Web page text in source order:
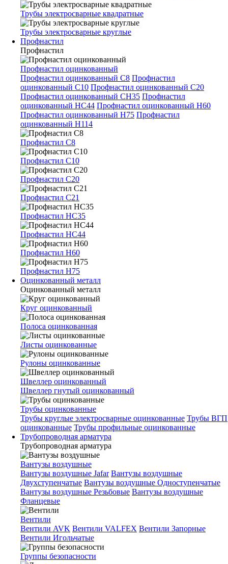
Трубы электросварные квадратные
Трубы электросварные круглые
Профнастил
Профнастил
Профнастил оцинкованный
Профнастил оцинкованный С8 Профнастил
оцинкованный С10 Профнастил оцинкованный С20
Профнастил оцинкованный СН35 Профнастил
оцинкованный НС44 Профнастил оцинкованный Н60
Профнастил оцинкованный Н75 Профнастил
оцинкованный Н114
Профнастил С8
Профнастил С10
Профнастил С20
Профнастил С21
Профнастил НС35
Профнастил НС44
Профнастил Н60
Профнастил Н75
Оцинкованный металл
Оцинкованный металл
Круг оцинкованный
Полоса оцинкованная
Листы оцинкованные
Рулоны оцинкованные
Швеллер оцинкованный
Швеллер гнутый оцинкованный
Трубы оцинкованные
Трубы круглые электросварные оцинкованные Трубы ВГП
оцинкованные Трубы профильные оцинкованные
Трубопроводная арматура
Трубопроводная арматура
Вантузы воздушные
Вантузы воздушные Jafar Вантузы воздушные
Двухступенчатые Вантузы воздушные Одноступенчатые
Вантузы воздушные Резьбовые Вантузы воздушные
Фланцевые
Вентили
Вентили AVK Вентили VALFEX Вентили Запорные
Вентили Игольчатые
Группы безопасности